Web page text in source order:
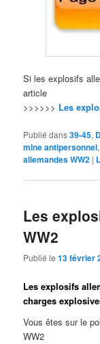
Si les explosifs
article
>>>>>> Les
Publié dans39-45,
mine antipersonnel
allemandes WW2 |
Les
WW2
Publié le13 février
Les explosifs
charges
Vous êtes sur le
WW2